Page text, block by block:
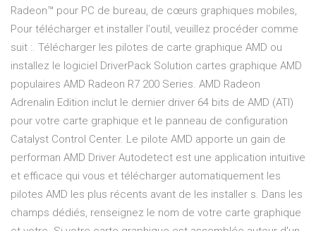
Radeon™ pour PC de bureau, de cœurs graphiques mobiles,
Pour télécharger et installer l'outil, veuillez procéder comme
suit :. Télécharger les pilotes de carte graphique AMD ou
installez le logiciel DriverPack Solution cartes graphique AMD
populaires AMD Radeon R7 200 Series. AMD Radeon
Adrenalin Edition inclut le dernier driver 64 bits de AMD (ATI)
pour votre carte graphique et le panneau de configuration
Catalyst Control Center. Le pilote AMD apporte un gain de
performan AMD Driver Autodetect est une application intuitive
et efficace qui vous et télécharger automatiquement les
pilotes AMD les plus récents avant de les installer s. Dans les
champs dédiés, renseignez le nom de votre carte graphique